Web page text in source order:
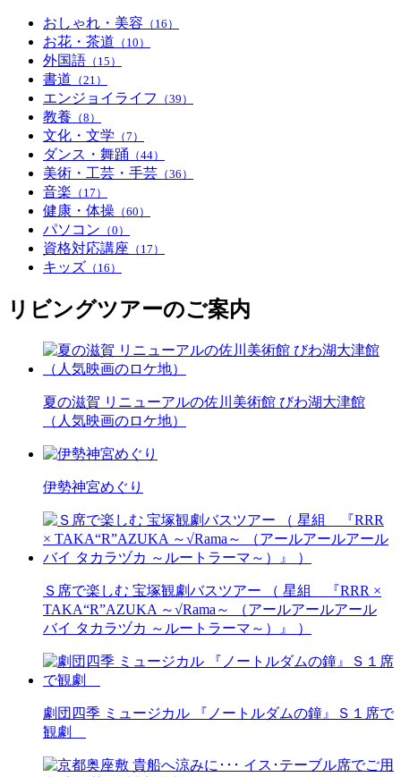
おしゃれ・美容 （16）
お花・茶道 （10）
外国語 （15）
書道 （21）
エンジョイライフ （39）
教養 （8）
文化・文学 （7）
ダンス・舞踊 （44）
美術・工芸・手芸 （36）
音楽 （17）
健康・体操 （60）
パソコン （0）
資格対応講座 （17）
キッズ （16）
リビングツアーのご案内
夏の滋賀 リニューアルの佐川美術館 びわ湖大津館
（人気映画のロケ地）
伊勢神宮めぐり
Ｓ席で楽しむ 宝塚観劇バスツアー （ 星組 『RRR ×
TAKA“R”AZUKA ～√Rama～ （アールアールアール
バイ タカラヅカ ～ルートラーマ～）』 ）
劇団四季 ミュージカル 『ノートルダムの鐘』Ｓ１席で
観劇